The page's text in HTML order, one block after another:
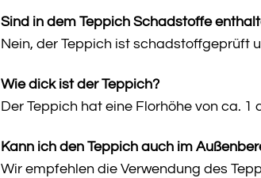
Sind in dem Teppich Schadstoffe
Nein, der Teppich ist schadstoffgeprüft
Wie dick ist der Teppich?
Der Teppich hat eine Florhöhe von ca.
Kann ich den Teppich auch im
Wir empfehlen die Verwendung des